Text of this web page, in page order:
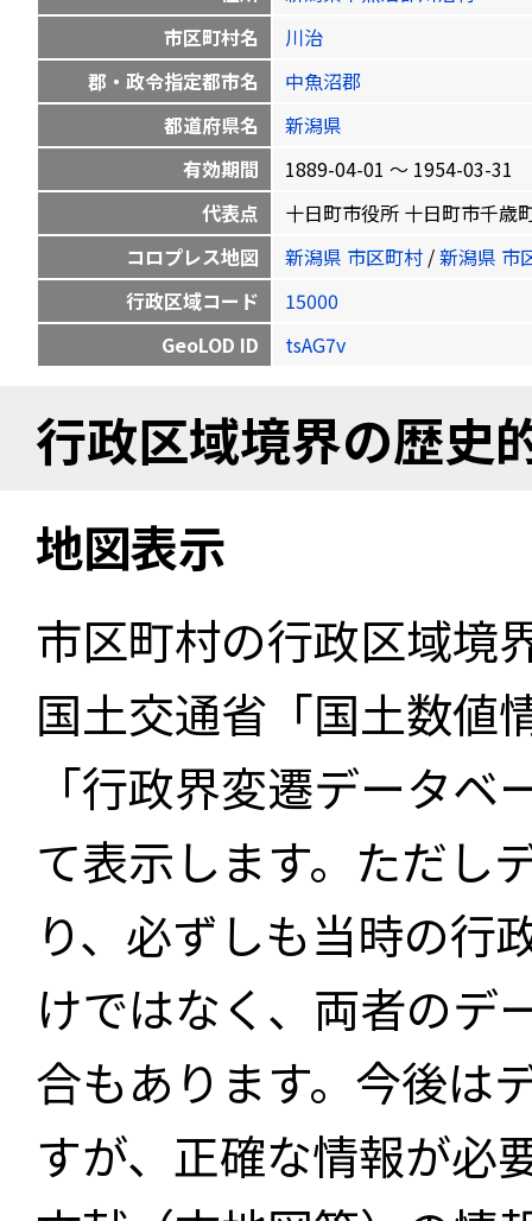
市区町村名
川治
郡・政令指定都市名
中魚沼郡
都道府県名
新潟県
有効期間
1889-04-01 〜 1954-03-31
代表点
十日町市役所 十日町市千歳
コロプレス地図
新潟県 市区町村 /新潟県 市
行政区域コード
15000
GeoLOD ID
tsAG7v
行政区域境界の歴史
地図表示
市区町村の行政区域境
国土交通省「国土数値
「行政界変遷データ
て表示します。ただし
り、必ずしも当時の行
けではなく、両者のデ
合もあります。今後は
すが、正確な情報が必